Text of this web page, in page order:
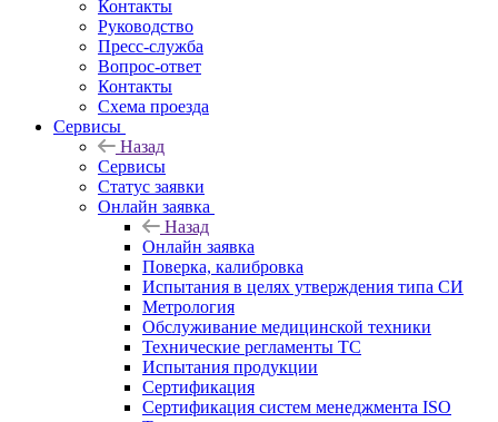
Контакты
Руководство
Пресс-служба
Вопрос-ответ
Контакты
Схема проезда
Сервисы
Назад
Сервисы
Статус заявки
Онлайн заявка
Назад
Онлайн заявка
Поверка, калибровка
Испытания в целях утверждения типа СИ
Метрология
Обслуживание медицинской техники
Технические регламенты ТС
Испытания продукции
Сертификация
Сертификация систем менеджмента ISO